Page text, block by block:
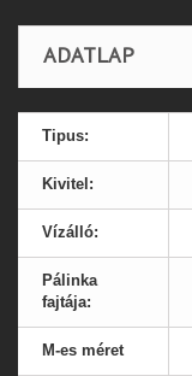
ADATLAP
Tipus:
Kivitel:
Vízálló:
Pálinka
fajtája:
M-es méret